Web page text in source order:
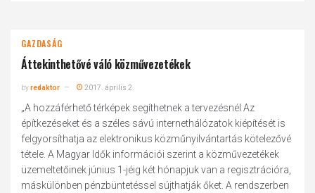
GAZDASÁG
Áttekinthetővé váló közművezetékek
byredaktor 2017. április 2.
„A hozzáférhető térképek segíthetnek a tervezésnél Az
építkezéseket és a széles sávú internethálózatok kiépítését is
felgyorsíthatja az elektronikus közműnyilvántartás kötelezővé
tétele. A Magyar Idők információi szerint a közművezetékek
üzemeltetőinek június 1-jéig két hónapjuk van a regisztrációra,
máskülönben pénzbüntetéssel sújthatják őket. A rendszerben